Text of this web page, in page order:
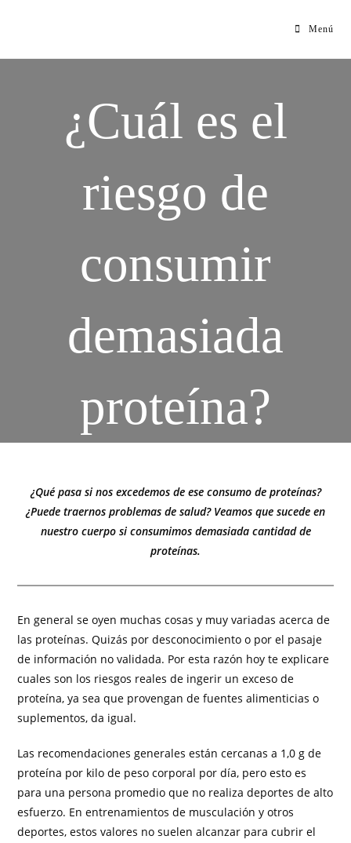
Menú
¿Cuál es el
riesgo de
consumir
demasiada
proteína?
¿Qué pasa si nos excedemos de ese consumo de proteínas?
¿Puede traernos problemas de salud? Veamos que sucede en
nuestro cuerpo si consumimos demasiada cantidad de
proteínas.
En general se oyen muchas cosas y muy variadas acerca de
las proteínas. Quizás por desconocimiento o por el pasaje
de información no validada. Por esta razón hoy te explicare
cuales son los riesgos reales de ingerir un exceso de
proteína, ya sea que provengan de fuentes alimenticias o
suplementos, da igual.
Las recomendaciones generales están cercanas a 1,0 g de
proteína por kilo de peso corporal por día, pero esto es
para una persona promedio que no realiza deportes de alto
esfuerzo. En entrenamientos de musculación y otros
deportes, estos valores no suelen alcanzar para cubrir el